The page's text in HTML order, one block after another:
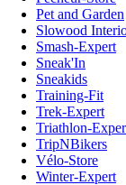
Pet and Garden
Slowood
Smash-Expert
Sneak'In
Sneakids
Training-Fit
Trek-Expert
Triathlon-
TripNBikers
Vélo-Store
Winter-Expert